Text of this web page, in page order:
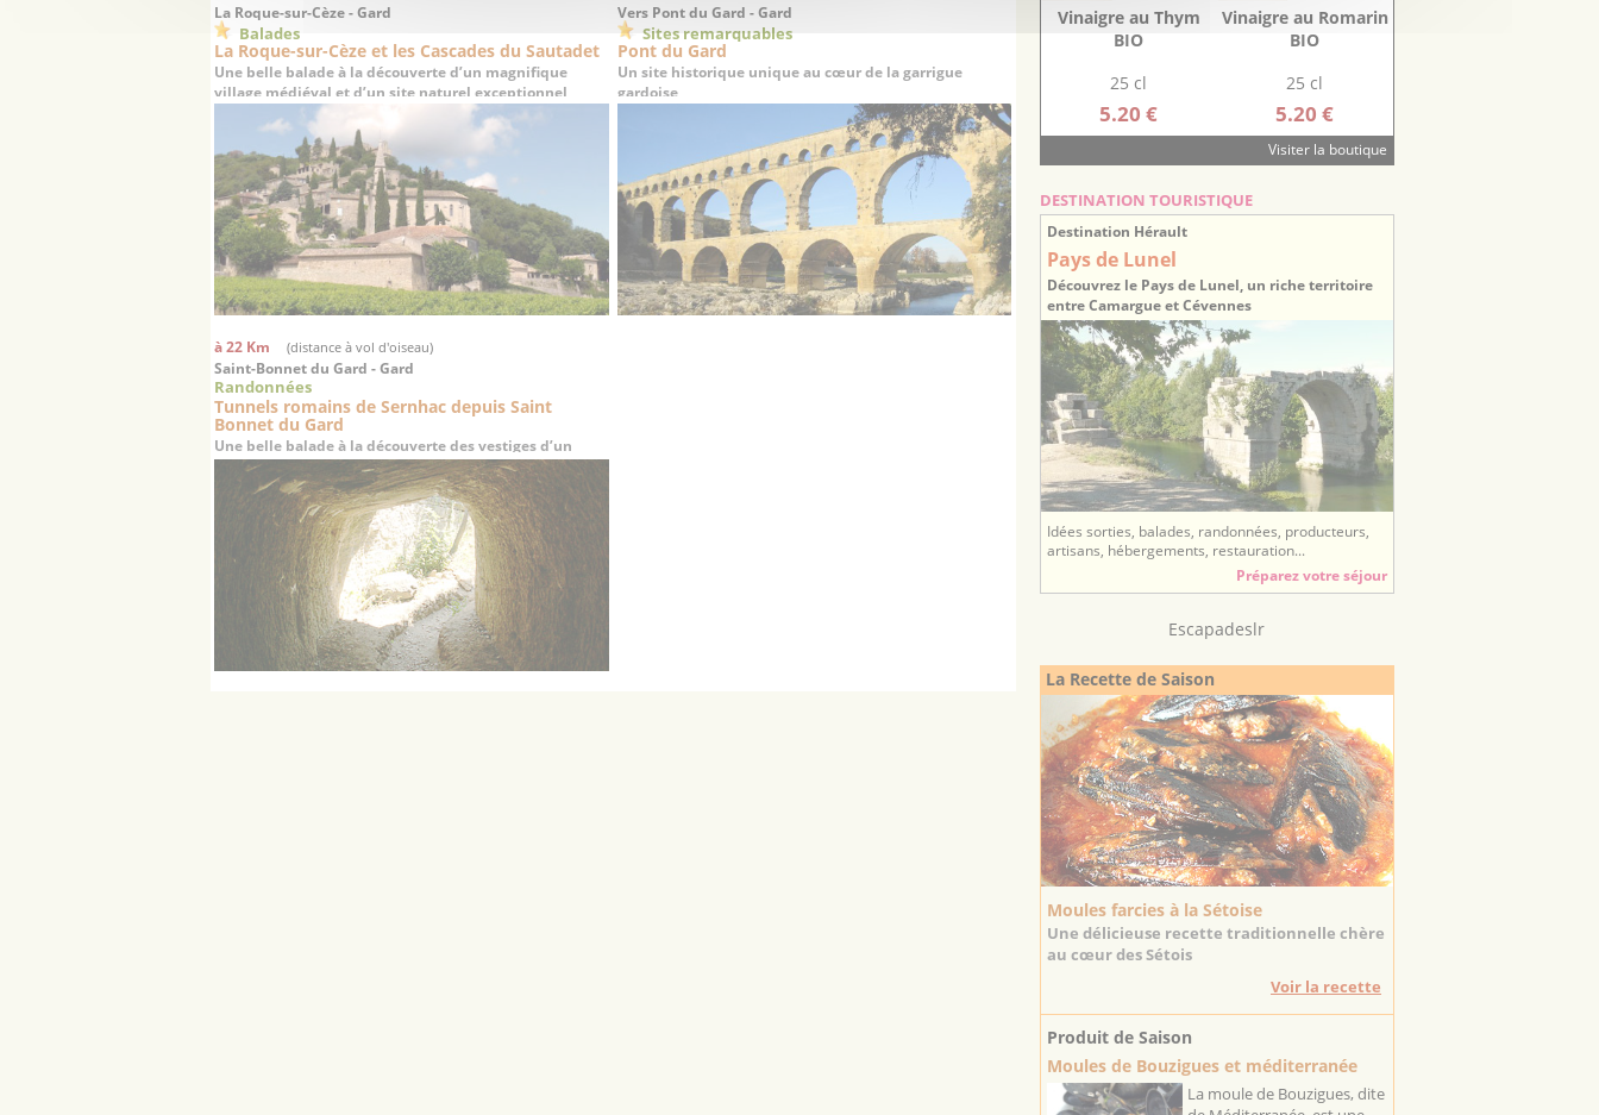
La Roque-sur-Cèze - Gard
Balades
La Roque-sur-Cèze et les Cascades du Sautadet
Une belle balade à la découverte d’un magnifique
village médiéval et d’un site naturel exceptionnel
Vers Pont du Gard - Gard
Sites remarquables
Pont du Gard
Un site historique unique au cœur de la garrigue
gardoise
à 22 Km (distance à vol d'oiseau)
Saint-Bonnet du Gard - Gard
Randonnées
Tunnels romains de Sernhac depuis Saint
Bonnet du Gard
Une belle balade à la découverte des vestiges d’un
aqueduc romain du 1er siècle
Vinaigre au Thym
BIO
25 cl
5.20 €
Vinaigre au Romarin
BIO
25 cl
5.20 €
Visiter la boutique
DESTINATION TOURISTIQUE
Destination Hérault
Pays de Lunel
Découvrez le Pays de Lunel, un riche territoire
entre Camargue et Cévennes
Idées sorties, balades, randonnées, producteurs,
artisans, hébergements, restauration...
Préparez votre séjour
Escapadeslr
La Recette de Saison
Moules farcies à la Sétoise
Une délicieuse recette traditionnelle chère
au cœur des Sétois
Voir la recette
Produit de Saison
Moules de Bouzigues et méditerranée
La moule de Bouzigues, dite